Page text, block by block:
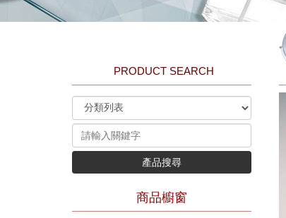
PRODUCT SEARCH
產品搜尋
商品櫥窗